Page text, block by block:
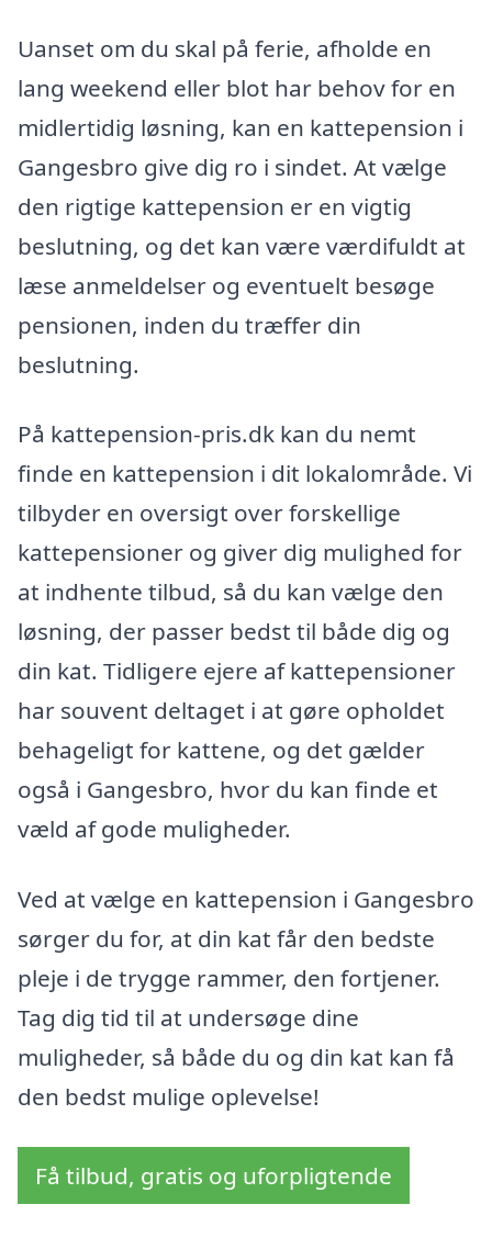
Uanset om du skal på ferie, afholde en
lang weekend eller blot har behov for en
midlertidig løsning, kan en kattepension i
Gangesbro give dig ro i sindet. At vælge
den rigtige kattepension er en vigtig
beslutning, og det kan være værdifuldt at
læse anmeldelser og eventuelt besøge
pensionen, inden du træffer din
beslutning.
På kattepension-pris.dk kan du nemt
finde en kattepension i dit lokalområde. Vi
tilbyder en oversigt over forskellige
kattepensioner og giver dig mulighed for
at indhente tilbud, så du kan vælge den
løsning, der passer bedst til både dig og
din kat. Tidligere ejere af kattepensioner
har souvent deltaget i at gøre opholdet
behageligt for kattene, og det gælder
også i Gangesbro, hvor du kan finde et
væld af gode muligheder.
Ved at vælge en kattepension i Gangesbro
sørger du for, at din kat får den bedste
pleje i de trygge rammer, den fortjener.
Tag dig tid til at undersøge dine
muligheder, så både du og din kat kan få
den bedst mulige oplevelse!
Få tilbud, gratis og uforpligtende